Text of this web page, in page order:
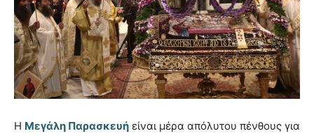
Η Μεγάλη Παρασκευή είναι μέρα απόλυτου πένθους για